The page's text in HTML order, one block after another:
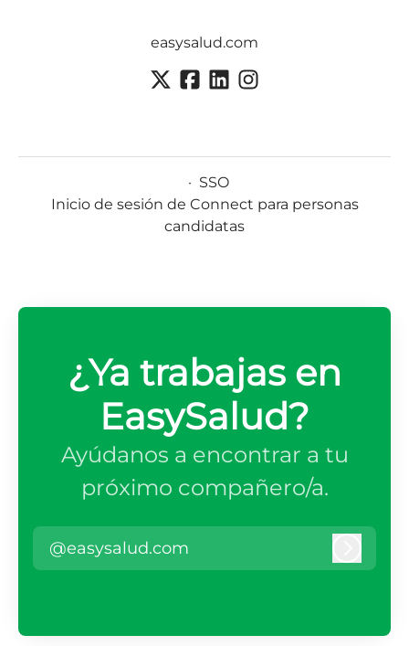
easysalud.com
· SSO
Inicio de sesión de Connect para personas
candidatas
¿Ya trabajas en
EasySalud?
Ayúdanos a encontrar a tu
próximo compañero/a.
@easysalud.com